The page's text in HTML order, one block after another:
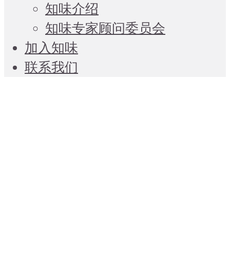
知味介绍
知味专家顾问委员会
加入知味
联系我们